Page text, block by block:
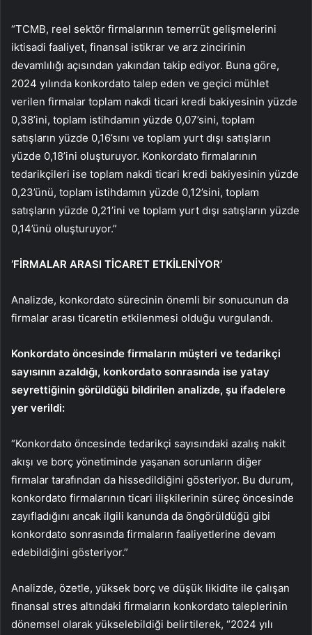
“TCMB, reel sektör firmalarının temerrüt gelişmelerini
iktisadi faaliyet, finansal istikrar ve arz zincirinin
devamlılığı açısından yakından takip ediyor. Buna göre,
2024 yılında konkordato talep eden ve geçici mühlet
verilen firmalar toplam nakdi ticari kredi bakiyesinin yüzde
0,38’ini, toplam istihdamın yüzde 0,07’sini, toplam
satışların yüzde 0,16’sını ve toplam yurt dışı satışların
yüzde 0,18’ini oluşturuyor. Konkordato firmalarının
tedarikçileri ise toplam nakdi ticari kredi bakiyesinin yüzde
0,23’ünü, toplam istihdamın yüzde 0,12’sini, toplam
satışların yüzde 0,21’ini ve toplam yurt dışı satışların yüzde
0,14’ünü oluşturuyor.”
‘FİRMALAR ARASI TİCARET ETKİLENİYOR’
Analizde, konkordato sürecinin önemli bir sonucunun da
firmalar arası ticaretin etkilenmesi olduğu vurgulandı.
Konkordato öncesinde firmaların müşteri ve tedarikçi
sayısının azaldığı, konkordato sonrasında ise yatay
seyrettiğinin görüldüğü bildirilen analizde, şu ifadelere
yer verildi:
“Konkordato öncesinde tedarikçi sayısındaki azalış nakit
akışı ve borç yönetiminde yaşanan sorunların diğer
firmalar tarafından da hissedildiğini gösteriyor. Bu durum,
konkordato firmalarının ticari ilişkilerinin süreç öncesinde
zayıfladığını ancak ilgili kanunda da öngörüldüğü gibi
konkordato sonrasında firmaların faaliyetlerine devam
edebildiğini gösteriyor.”
Analizde, özetle, yüksek borç ve düşük likidite ile çalışan
finansal stres altındaki firmaların konkordato taleplerinin
dönemsel olarak yükselebildiği belirtilerek, “2024 yılı